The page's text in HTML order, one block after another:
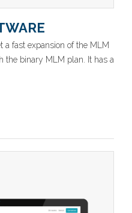
fast expansion of the MLM
the binary MLM plan. It has a